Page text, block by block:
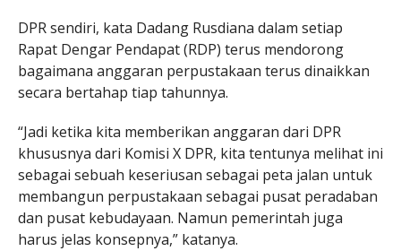
DPR sendiri, kata Dadang Rusdiana dalam setiap
Rapat Dengar Pendapat (RDP) terus mendorong
bagaimana anggaran perpustakaan terus dinaikkan
secara bertahap tiap tahunnya.
“Jadi ketika kita memberikan anggaran dari DPR
khususnya dari Komisi X DPR, kita tentunya melihat ini
sebagai sebuah keseriusan sebagai peta jalan untuk
membangun perpustakaan sebagai pusat peradaban
dan pusat kebudayaan. Namun pemerintah juga
harus jelas konsepnya,” katanya.